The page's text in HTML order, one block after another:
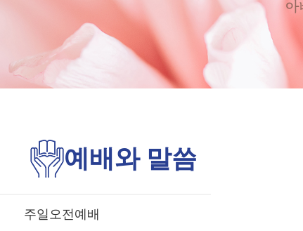
예배와 말씀
주일오전예배